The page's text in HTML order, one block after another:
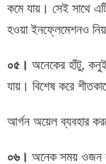
কমে যায়। সেই সাথে
হওয়া ইনফ্লেমেশনও
০৫। অনেকের হাঁটু, কনুই
যায়। বিশেষ করে
আর্গন অয়েল ব্যবহার
০৬। অনেক সময় ওজন